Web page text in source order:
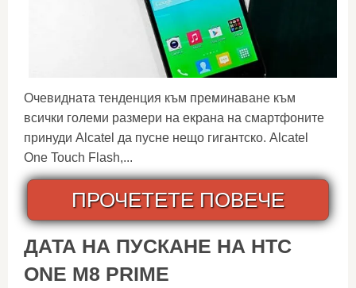
Очевидната тенденция към преминаване към
всички големи размери на екрана на смартфоните
принуди Alcatel да пусне нещо гигантско. Alcatel
One Touch Flash,...
ПРОЧЕТЕТЕ ПОВЕЧЕ
ДАТА НА ПУСКАНЕ НА HTC
ONE M8 PRIME